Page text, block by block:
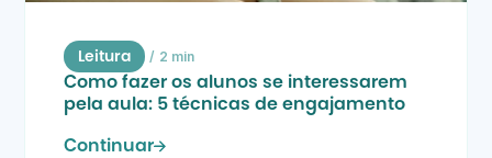
Leitura / 2 min
Como fazer os alunos se interessarem
pela aula: 5 técnicas de engajamento
Continuar